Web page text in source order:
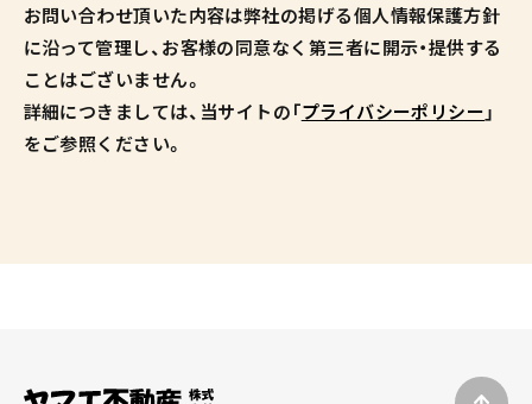
お問い合わせ頂いた内容は弊社の掲げる個人情報保護方針
に沿って管理し、お客様の同意なく第三者に開示・提供する
ことはございません。
詳細につきましては、当サイトの「プライバシーポリシー」
をご参照ください。